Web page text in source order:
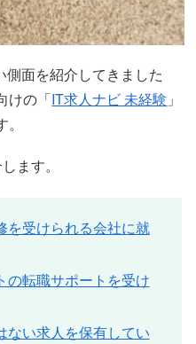
面を紹介してきました
けの「IT求人ナビ 未経験 」
ます。
を受けられる会社に就
の転職サポートを受け
ない求人を保有してい